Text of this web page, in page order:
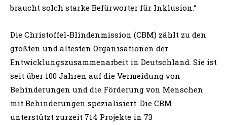
braucht solch starke Befürworter für Inklusion.“
Die Christoffel-Blindenmission (CBM) zählt zu den
größten und ältesten Organisationen der
Entwicklungszusammenarbeit in Deutschland. Sie ist
seit über 100 Jahren auf die Vermeidung von
Behinderungen und die Förderung von Menschen
mit Behinderungen spezialisiert. Die CBM
unterstützt zurzeit 714 Projekte in 73